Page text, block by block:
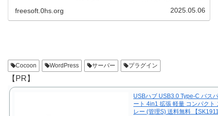
freesoft.0hs.org 2025.05.06
Cocoon WordPress サーバー プラグイン
【PR】
USBハブ USB3.0 Type-C バス
ート 4in1 拡張 軽量 コンパクト
レー (管理S) 送料無料 【